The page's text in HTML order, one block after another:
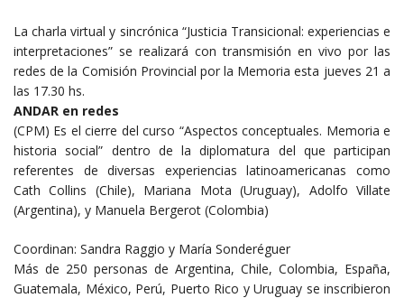
La charla virtual y sincrónica “Justicia Transicional: experiencias e
interpretaciones” se realizará con transmisión en vivo por las
redes de la Comisión Provincial por la Memoria esta jueves 21 a
las 17.30 hs.
ANDAR en redes
(CPM) Es el cierre del curso “Aspectos conceptuales. Memoria e
historia social” dentro de la diplomatura del que participan
referentes de diversas experiencias latinoamericanas como
Cath Collins (Chile), Mariana Mota (Uruguay), Adolfo Villate
(Argentina), y Manuela Bergerot (Colombia)
Coordinan: Sandra Raggio y María Sonderéguer
Más de 250 personas de Argentina, Chile, Colombia, España,
Guatemala, México, Perú, Puerto Rico y Uruguay se inscribieron